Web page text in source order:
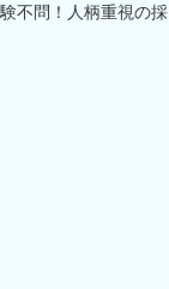
不問！人柄重視の採